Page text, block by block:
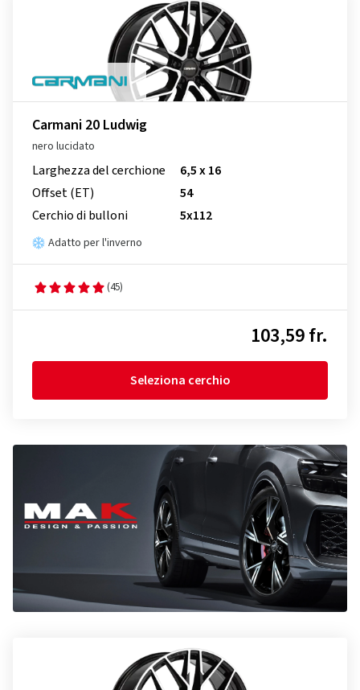
Carmani 20 Ludwig
nero lucidato
Larghezza del cerchione
6,5 x 16
Offset (ET)
54
Cerchio di bulloni
5x112
Adatto per l'inverno
(45)
103,59 fr.
Seleziona cerchio